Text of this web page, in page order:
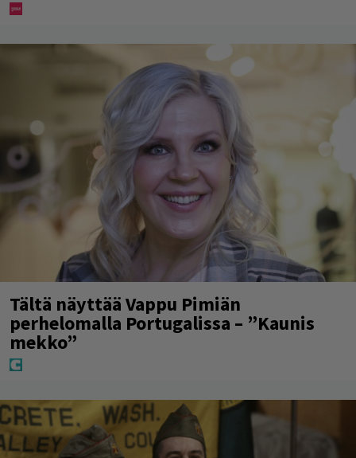
Tältä näyttää Vappu Pimiän
perhelomalla Portugalissa – ”Kaunis
mekko”